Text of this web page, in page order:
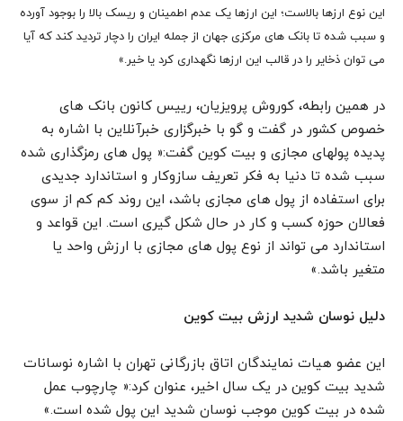
این نوع ارزها بالاست؛ این ارزها یک عدم اطمینان و ریسک بالا را بوجود آورده
و سبب شده تا بانک های مرکزی جهان از جمله ایران را دچار تردید کند که آیا
می توان ذخایر را در قالب این ارزها نگهداری کرد یا خیر.»
در همین رابطه، کوروش پرویزیان، رییس کانون بانک های
خصوص کشور در گفت و گو با خبرگزاری خبرآنلاین با اشاره به
پدیده پولهای مجازی و بیت کوین گفت:« پول های رمزگذاری شده
سبب شده تا دنیا به فکر تعریف سازوکار و استاندارد جدیدی
برای استفاده از پول های مجازی باشد، این روند کم کم از سوی
فعالان حوزه کسب و کار در حال شکل گیری است. این قواعد و
استاندارد می تواند از نوع پول های مجازی با ارزش واحد یا
متغیر باشد.»
دلیل نوسان شدید ارزش بیت کوین
این عضو هیات نمایندگان اتاق بازرگانی تهران با اشاره نوسانات
شدید بیت کوین در یک سال اخیر، عنوان کرد:« چارچوب عمل
شده در بیت کوین موجب نوسان شدید این پول شده است.»